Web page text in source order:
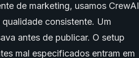
de marketing, usamos CrewAI
consistente. Um
antes de publicar. O setup
mal especificados entram em